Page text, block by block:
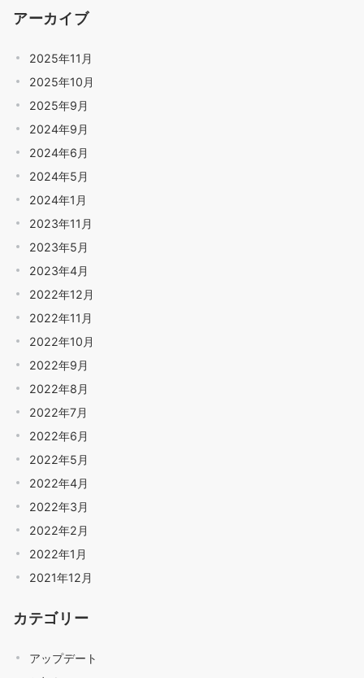
アーカイブ
2025年11月
2025年10月
2025年9月
2024年9月
2024年6月
2024年5月
2024年1月
2023年11月
2023年5月
2023年4月
2022年12月
2022年11月
2022年10月
2022年9月
2022年8月
2022年7月
2022年6月
2022年5月
2022年4月
2022年3月
2022年2月
2022年1月
2021年12月
カテゴリー
アップデート